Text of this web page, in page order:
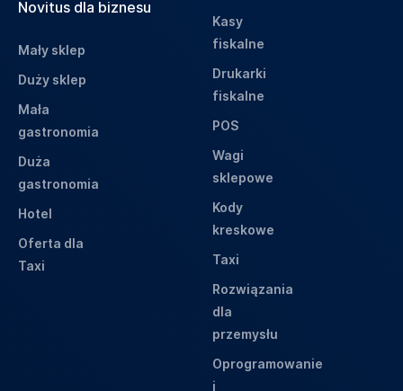
Novitus dla biznesu
Mały sklep
Duży sklep
Mała
gastronomia
Duża
gastronomia
Hotel
Oferta dla
Taxi
Kasy
fiskalne
Drukarki
fiskalne
POS
Wagi
sklepowe
Kody
kreskowe
Taxi
Rozwiązania
dla
przemysłu
Oprogramowanie
i